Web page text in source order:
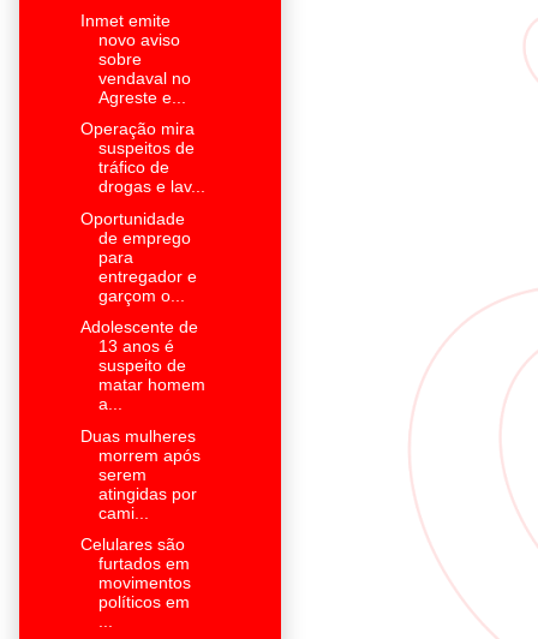
Inmet emite
novo aviso
sobre
vendaval no
Agreste e...
Operação mira
suspeitos de
tráfico de
drogas e lav...
Oportunidade
de emprego
para
entregador e
garçom o...
Adolescente de
13 anos é
suspeito de
matar homem
a...
Duas mulheres
morrem após
serem
atingidas por
cami...
Celulares são
furtados em
movimentos
políticos em
...